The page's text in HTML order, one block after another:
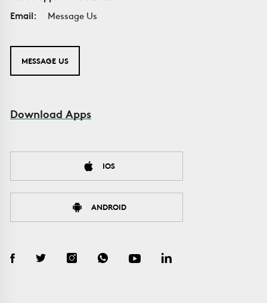
Email:
Message Us
MESSAGE US
Download Apps
IOS
ANDROID